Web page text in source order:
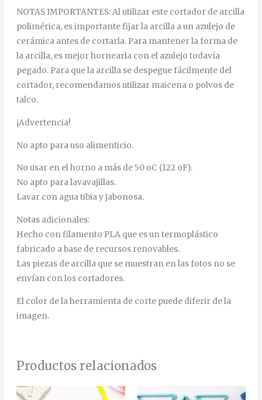
NOTAS IMPORTANTES: Al utilizar este cortador de arcilla
polimérica, es importante fijar la arcilla a un azulejo de
cerámica antes de cortarla. Para mantener la forma de
la arcilla, es mejor hornearla con el azulejo todavía
pegado. Para que la arcilla se despegue fácilmente del
cortador, recomendamos utilizar maicena o polvos de
talco.
¡Advertencia!
No apto para uso alimenticio.
No usar en el horno a más de 50 oC (122 oF).
No apto para lavavajillas.
Lavar con agua tibia y jabonosa.
Notas adicionales:
Hecho con filamento PLA que es un termoplástico
fabricado a base de recursos renovables.
Las piezas de arcilla que se muestran en las fotos no se
envían con los cortadores.
El color de la herramienta de corte puede diferir de la
imagen.
Productos relacionados